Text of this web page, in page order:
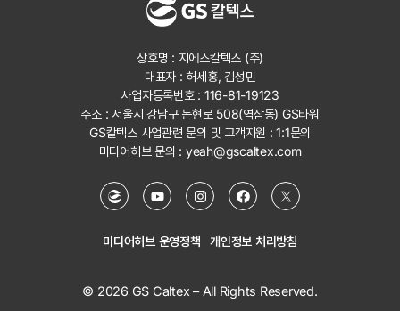
상호명 : 지에스칼텍스 (주)
대표자 : 허세홍, 김성민
사업자등록번호 : 116-81-19123
주소 : 서울시 강남구 논현로 508(역삼동) GS타워
GS칼텍스 사업관련 문의 및 고객지원 :1:1문의
미디어허브 문의 : yeah@gscaltex.com
미디어허브 운영정책 개인정보 처리방침
© 2026 GS Caltex – All Rights Reserved.